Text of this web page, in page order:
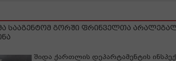
სააგენტომ გორში ფრინველთა
შიდა ქართლის დეპარტამენტის